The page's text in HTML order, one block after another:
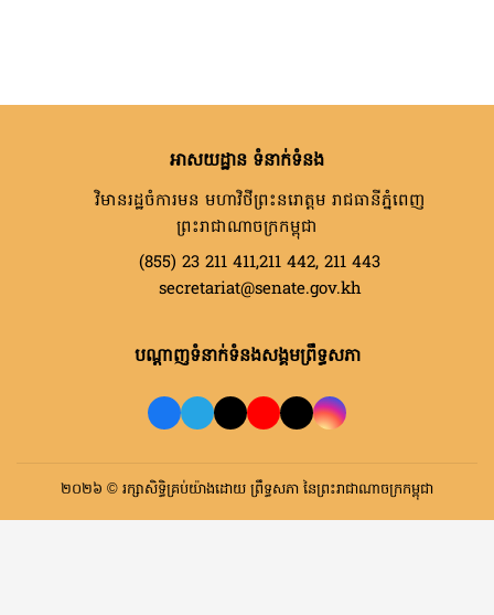
អាសយដ្ឋាន ទំនាក់ទំនង
វិមានរដ្ឋចំការមន មហាវិថីព្រះនរោត្តម រាជធានីភ្នំពេញ
ព្រះរាជាណាចក្រកម្ពុជា
(855) 23 211 411,211 442, 211 443
secretariat@senate.gov.kh
បណ្តាញទំនាក់ទំនងសង្គមព្រឹទ្ធសភា
២០២៦ © រក្សាសិទ្ធិគ្រប់យ៉ាងដោយ ព្រឹទ្ធសភា នៃព្រះរាជាណាចក្រកម្ពុជា